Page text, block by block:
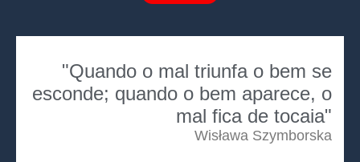
"Quando o mal triunfa o bem se
esconde; quando o bem aparece, o
mal fica de tocaia"
Wisława Szymborska